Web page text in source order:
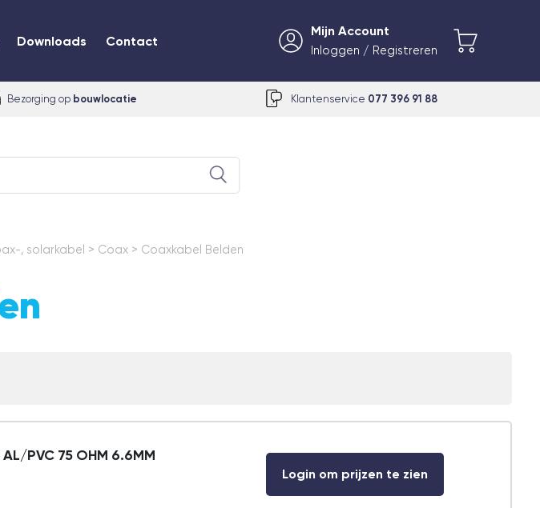
Downloads Contact
Mijn Account
Inloggen / Registreren
Bezorging op bouwlocatie Klantenservice 077 396 91 88
, solarkabel > Coax > Coaxkabel Belden
AL/PVC 75 OHM 6.6MM
Login om prijzen te zien